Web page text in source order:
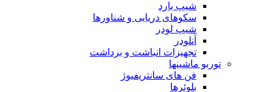
شیپ یارد
سکوهای دریایی و شناورها
شیپ لودر
آنلودر
تجهیزات انباشت و برداشت
توربو ماشینها
فن های سانتریفیوژ
بلوئرها